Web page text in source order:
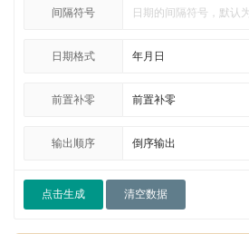
间隔符号
日期格式
前置补零
输出顺序
点击生成 清空数据